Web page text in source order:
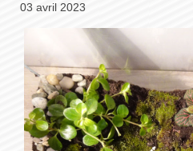
03 avril 2023